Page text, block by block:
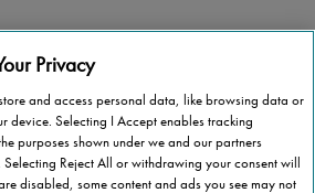
pokrytí
republice kdekoliv, společnost
Privacy
and access personal data, like browsing data or
device. Selecting I Accept enables tracking
purposes shown under we and our partners
Reject All or withdrawing your consent will
disabled, some content and ads you see may not